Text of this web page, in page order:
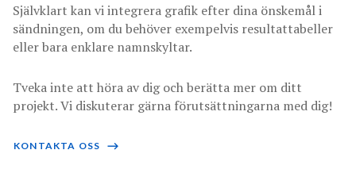
Självklart kan vi integrera grafik efter dina önskemål i
sändningen, om du behöver exempelvis resultattabeller
eller bara enklare namnskyltar.
Tveka inte att höra av dig och berätta mer om ditt
projekt. Vi diskuterar gärna förutsättningarna med dig!
KONTAKTA OSS ⟶